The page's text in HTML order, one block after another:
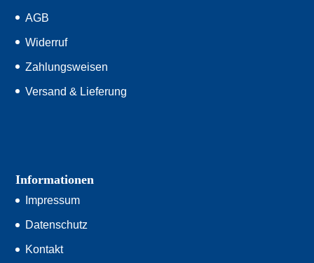
AGB
Widerruf
Zahlungsweisen
Versand & Lieferung
Informationen
Impressum
Datenschutz
Kontakt